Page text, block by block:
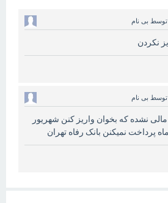
توسط بی نام
توسط بی نام
نشده که بخوان واریز کنن شهریور
پرداخت نمیکنن بانک رفاه تهران